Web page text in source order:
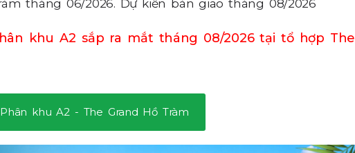
tháng 06/2026. Dự kiến bàn giao tháng 08/2026
khu A2 sắp ra mắt tháng 08/2026 tại tổ hợp The
Phân khu A2 - The Grand Hồ Tràm